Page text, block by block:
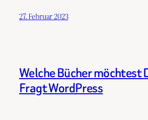
27. Februar 2023
Welche Bücher möchtest
Fragt WordPress